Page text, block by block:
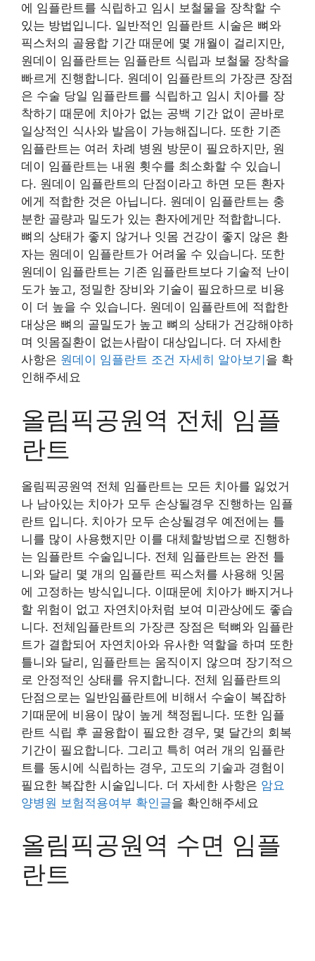
에 임플란트를 식립하고 임시 보철물을 장착할 수
있는 방법입니다. 일반적인 임플란트 시술은 뼈와
픽스처의 골융합 기간 때문에 몇 개월이 걸리지만,
원데이 임플란트는 임플란트 식립과 보철물 장착을
빠르게 진행합니다. 원데이 임플란트의 가장큰 장점
은 수술 당일 임플란트를 식립하고 임시 치아를 장
착하기 때문에 치아가 없는 공백 기간 없이 곧바로
일상적인 식사와 발음이 가능해집니다. 또한 기존
임플란트는 여러 차례 병원 방문이 필요하지만, 원
데이 임플란트는 내원 횟수를 최소화할 수 있습니
다. 원데이 임플란트의 단점이라고 하면 모든 환자
에게 적합한 것은 아닙니다. 원데이 임플란트는 충
분한 골량과 밀도가 있는 환자에게만 적합합니다.
뼈의 상태가 좋지 않거나 잇몸 건강이 좋지 않은 환
자는 원데이 임플란트가 어려울 수 있습니다. 또한
원데이 임플란트는 기존 임플란트보다 기술적 난이
도가 높고, 정밀한 장비와 기술이 필요하므로 비용
이 더 높을 수 있습니다. 원데이 임플란트에 적합한
대상은 뼈의 골밀도가 높고 뼈의 상태가 건강해야하
며 잇몸질환이 없는사람이 대상입니다. 더 자세한
사항은 원데이 임플란트 조건 자세히 알아보기 을 확
인해주세요
올림픽공원역 전체 임플
란트
올림픽공원역 전체 임플란트는 모든 치아를 잃었거
나 남아있는 치아가 모두 손상될경우 진행하는 임플
란트 입니다. 치아가 모두 손상될경우 예전에는 틀
니를 많이 사용했지만 이를 대체할방법으로 진행하
는 임플란트 수술입니다. 전체 임플란트는 완전 틀
니와 달리 몇 개의 임플란트 픽스처를 사용해 잇몸
에 고정하는 방식입니다. 이때문에 치아가 빠지거나
할 위험이 없고 자연치아처럼 보여 미관상에도 좋습
니다. 전체임플란트의 가장큰 장점은 턱뼈와 임플란
트가 결합되어 자연치아와 유사한 역할을 하며 또한
틀니와 달리, 임플란트는 움직이지 않으며 장기적으
로 안정적인 상태를 유지합니다. 전체 임플란트의
단점으로는 일반임플란트에 비해서 수술이 복잡하
기때문에 비용이 많이 높게 책정됩니다. 또한 임플
란트 식립 후 골융합이 필요한 경우, 몇 달간의 회복
기간이 필요합니다. 그리고 특히 여러 개의 임플란
트를 동시에 식립하는 경우, 고도의 기술과 경험이
필요한 복잡한 시술입니다. 더 자세한 사항은 암요
양병원 보험적용여부 확인글을 확인해주세요
올림픽공원역 수면 임플
란트